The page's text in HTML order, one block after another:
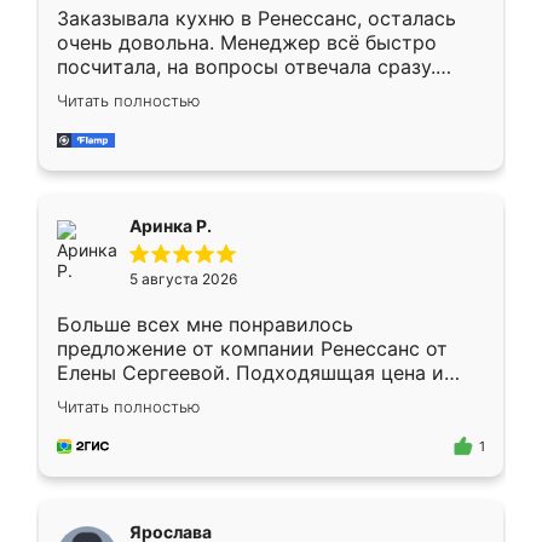
Заказывала кухню в Ренессанс, осталась
очень довольна. Менеджер всё быстро
посчитала, на вопросы отвечала сразу.
Замерщик приехал в субботу, подошёл к
делу со всей ответственностью. Собрали
за день, ребята работали аккуратно, даже
Читать полностью
Аринка Р.
5 августа 2026
Больше всех мне понравилось
предложение от компании Ренессанс от
Елены Сергеевой. Подходяшщая цена и
короткие сроки изготовления. Приехавший
для замера сотрудник Владислав
предложил по моему эскизу самый
Читать полностью
1
Ярослава